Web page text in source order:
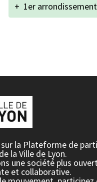
+ 1er arrondissement
sur la Plateforme de
la Ville de Lyon.
une société plus
et collaborative.